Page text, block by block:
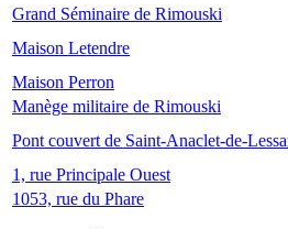
Grand Séminaire de Rimouski
Maison Letendre
Maison Perron
Manège militaire de Rimouski
Pont couvert de Saint-Anaclet-de-
1, rue Principale Ouest
1053, rue du Phare